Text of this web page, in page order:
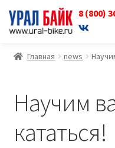
8 (800)
Перейти
к
навигации
Перейти
к
содержимому
Главная news
Научим
кататься!